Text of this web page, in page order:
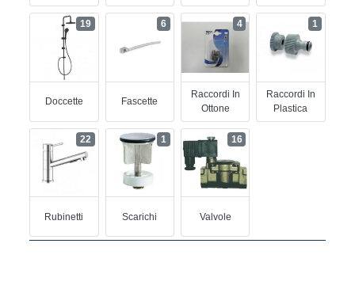
Doccette
19
Fascette
6
Raccordi In
Ottone
4
Raccordi In
Plastica
1
Rubinetti
22
Scarichi
1
Valvole
16